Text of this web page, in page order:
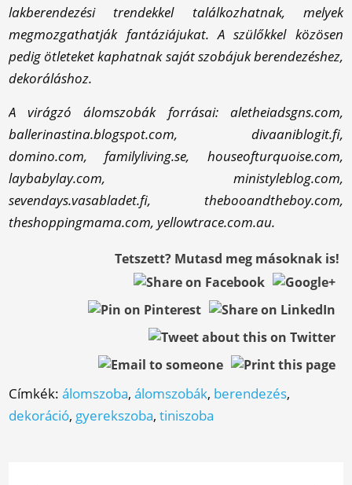
lakberendezési trendekkel találkozhatnak, melyek
megmozgathatják fantáziájukat. A szülőkkel közösen
pedig ötleteket kaphatnak saját szobájuk berendezéshez,
dekoráláshoz.
A virágzó álomszobák forrásai: aletheiadsgns.com,
ballerinastina.blogspot.com, divaaniblogit.fi,
domino.com, familyliving.se, houseofturquoise.com,
laybabylay.com, ministyleblog.com,
sevendays.vasabladet.fi, thebooandtheboy.com,
theshoppingmama.com, yellowtrace.com.au.
Tetszett? Mutasd meg másoknak is!
Címkék:álomszoba,álomszobák, berendezés,
dekoráció, gyerekszoba,tiniszoba